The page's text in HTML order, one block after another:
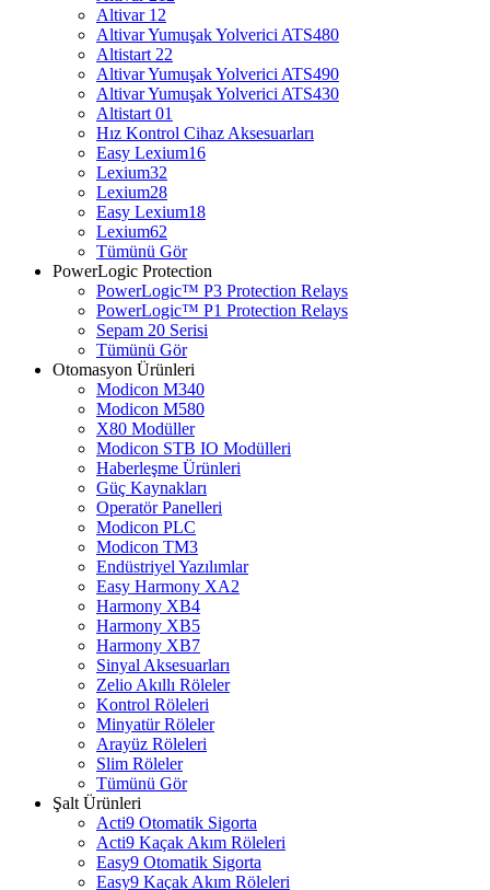
Altivar 12
Altivar Yumuşak Yolverici ATS480
Altistart 22
Altivar Yumuşak Yolverici ATS490
Altivar Yumuşak Yolverici ATS430
Altistart 01
Hız Kontrol Cihaz Aksesuarları
Easy Lexium16
Lexium32
Lexium28
Easy Lexium18
Lexium62
Tümünü Gör
PowerLogic Protection
PowerLogic™ P3 Protection Relays
PowerLogic™ P1 Protection Relays​
Sepam 20 Serisi
Tümünü Gör
Otomasyon Ürünleri
Modicon M340
Modicon M580
X80 Modüller
Modicon STB IO Modülleri
Haberleşme Ürünleri
Güç Kaynakları
Operatör Panelleri
Modicon PLC
Modicon TM3
Endüstriyel Yazılımlar
Easy Harmony XA2
Harmony XB4
Harmony XB5
Harmony XB7
Sinyal Aksesuarları
Zelio Akıllı Röleler
Kontrol Röleleri
Minyatür Röleler
Arayüz Röleleri
Slim Röleler
Tümünü Gör
Şalt Ürünleri
Acti9 Otomatik Sigorta
Acti9 Kaçak Akım Röleleri
Easy9 Otomatik Sigorta
Easy9 Kaçak Akım Röleleri